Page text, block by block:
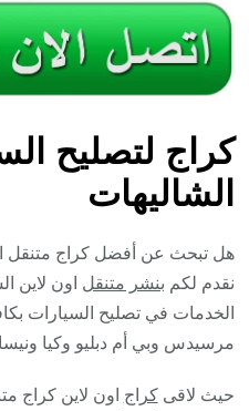
كراج لتصليح
الشاليهات
هل تبحث عن أفضل كراج متنقل
نقدم لكم بنشر متنقل اون لاين
الخدمات في تصليح السيارات
مرسيدس وبي أم دبليو وكيا
حيث لاقىكراج اون لاين كراج